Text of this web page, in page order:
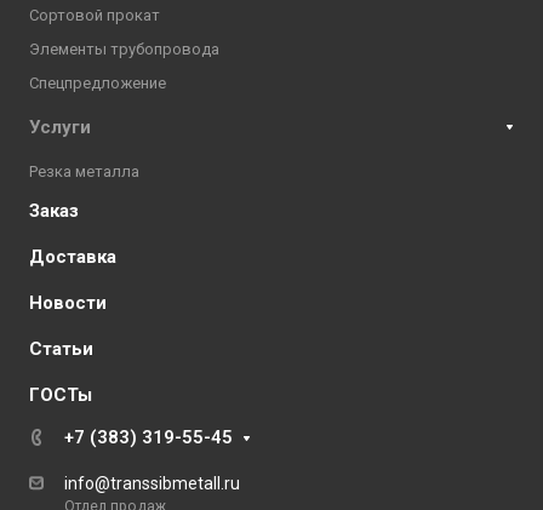
Сортовой прокат
Элементы трубопровода
Спецпредложение
Услуги
Резка металла
Заказ
Доставка
Новости
Статьи
ГОСТы
+7 (383) 319-55-45
info@transsibmetall.ru
Отдел продаж